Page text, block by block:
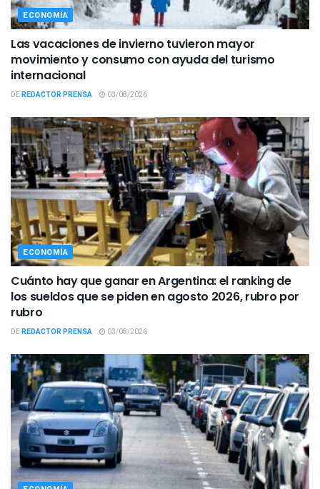
ECONOMÍA
Las vacaciones de invierno tuvieron mayor
movimiento y consumo con ayuda del turismo
internacional
DEREDACTOR PRENSA 03/08/2026
ECONOMÍA
Cuánto hay que ganar en Argentina: el ranking de
los sueldos que se piden en agosto 2026, rubro por
rubro
DEREDACTOR PRENSA 03/08/2026